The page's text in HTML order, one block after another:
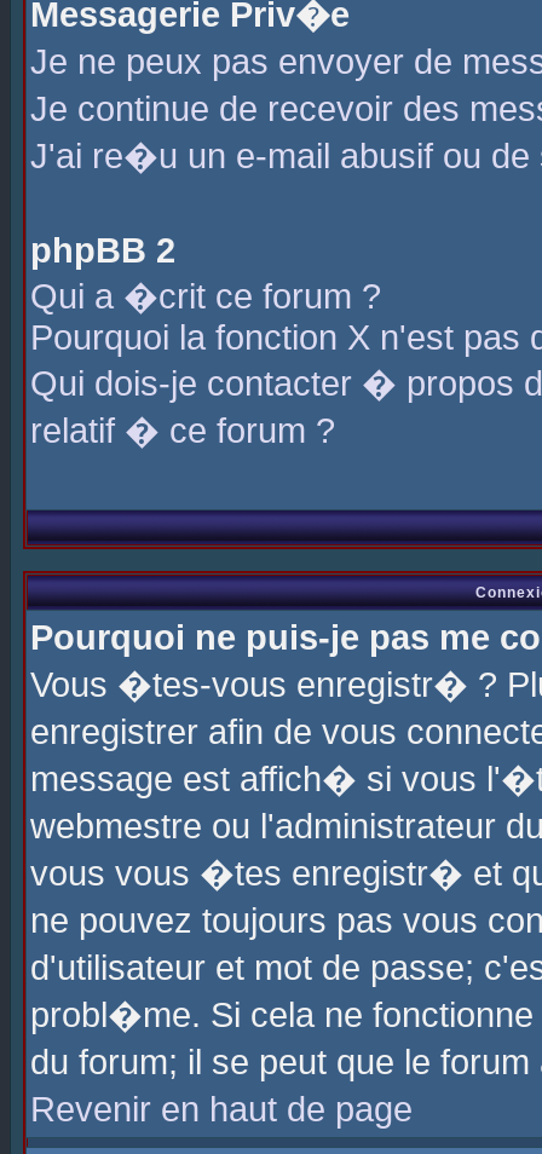
Messagerie Priv�e
Je ne peux pas envoyer de
Je continue de recevoir des
J'ai re�u un e-mail abusif ou de
phpBB 2
Qui a �crit ce forum ?
Pourquoi la fonction X n'est pas
Qui dois-je contacter � propos
relatif � ce forum ?
Pourquoi ne puis-je pas me
Vous �tes-vous enregistr� ?
enregistrer afin de vous
message est affich� si vous
webmestre ou l'administrateur
vous vous �tes enregistr� et
ne pouvez toujours pas vous
d'utilisateur et mot de passe;
probl�me. Si cela ne
du forum; il se peut que le
Revenir en haut de page